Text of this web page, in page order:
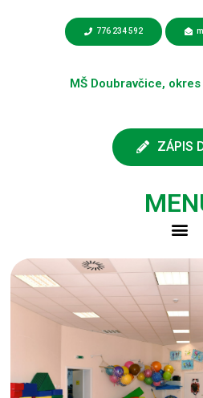
776 234 592
MŠ Doubravčice, okres
ZÁPIS